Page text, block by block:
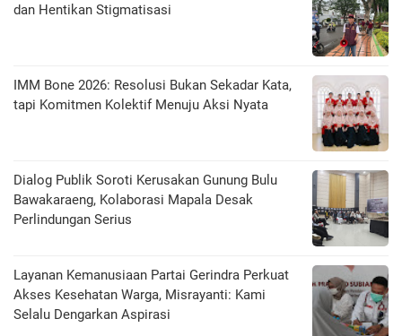
dan Hentikan Stigmatisasi
IMM Bone 2026: Resolusi Bukan Sekadar Kata,
tapi Komitmen Kolektif Menuju Aksi Nyata
Dialog Publik Soroti Kerusakan Gunung Bulu
Bawakaraeng, Kolaborasi Mapala Desak
Perlindungan Serius
Layanan Kemanusiaan Partai Gerindra Perkuat
Akses Kesehatan Warga, Misrayanti: Kami
Selalu Dengarkan Aspirasi